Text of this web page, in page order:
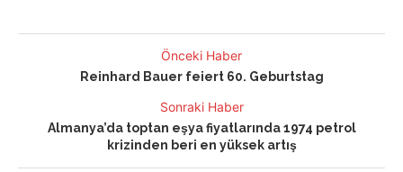
Önceki Haber
Reinhard Bauer feiert 60. Geburtstag
Sonraki Haber
Almanya’da toptan eşya fiyatlarında 1974 petrol
krizinden beri en yüksek artış